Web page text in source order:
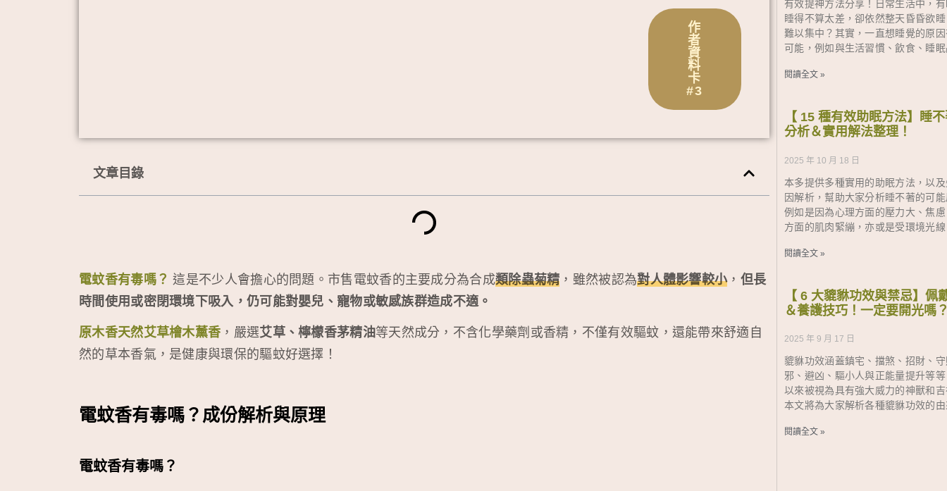
作
者
資
料
卡
#3
文章目錄
電蚊香有毒嗎？ 這是不少人會擔心的問題。市售電蚊香的主要成分為合成類除蟲菊精 ，雖然被認為對人體影響較小， 但長
時間使用或密閉環境下吸入，仍可能對嬰兒、寵物或敏感族群造成不適。
原木香天然艾草檜木薰香 ，嚴選艾草、檸檬香茅精油等天然成分，不含化學藥劑或香精，不僅有效驅蚊，還能帶來舒適自
然的草本香氣，是健康與環保的驅蚊好選擇！
電蚊香有毒嗎？成份解析與原理
電蚊香有毒嗎？
有效提神方法分享！日常生活中，
睡得不算太差，卻依然整天昏昏欲
難以集中？其實，一直想睡覺的原
可能，例如與生活習慣、飲食、睡
閱讀全文 »
【 15 種有效助眠方法】睡
分析＆實用解法整理！
2025 年 10 月 18 日
本多提供多種實用的助眠方法，以
因解析，幫助大家分析睡不著的可
例如是因為心理方面的壓力大、焦
方面的肌肉緊繃，亦或是受環境光
閱讀全文 »
【 6 大貔貅功效與禁忌】佩
＆養護技巧！一定要開光嗎
2025 年 9 月 17 日
貔貅功效涵蓋鎮宅、擋煞、招財、
邪、避凶、驅小人與正能量提升等
以來被視為具有強大威力的神獸和
本文將為大家解析各種貔貅功效的
閱讀全文 »